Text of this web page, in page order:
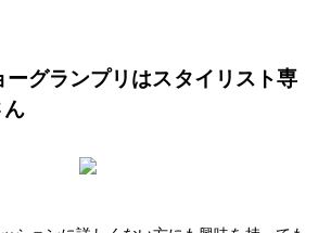
ーグランプリはスタイリスト専